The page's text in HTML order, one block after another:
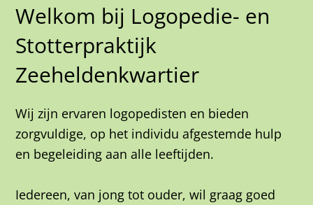
Welkom bij Logopedie- en
Stotterpraktijk
Zeeheldenkwartier
Wij zijn ervaren logopedisten en bieden
zorgvuldige, op het individu afgestemde hulp
en begeleiding aan alle leeftijden.
Iedereen, van jong tot ouder, wil graag goed